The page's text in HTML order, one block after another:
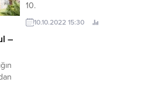
–
10.
10.10.2022 15:30